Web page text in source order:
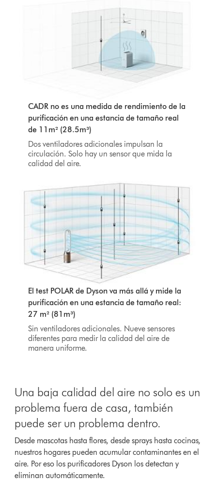
CADR no es una medida de rendimiento de la
purificación en una estancia de tamaño real
de 11m² (28.5m³)
Dos ventiladores adicionales impulsan la
circulación. Solo hay un sensor que mida la
calidad del aire.
El test POLAR de Dyson va más allá y mide la
purificación en una estancia de tamaño real:
27 m² (81m³)
Sin ventiladores adicionales. Nueve sensores
diferentes para medir la calidad del aire de
manera uniforme.
Una baja calidad del aire no solo es un
problema fuera de casa, también
puede ser un problema dentro.
Desde mascotas hasta flores, desde sprays hasta cocinas,
nuestros hogares pueden acumular contaminantes en el
aire. Por eso los purificadores Dyson los detectan y
eliminan automáticamente.